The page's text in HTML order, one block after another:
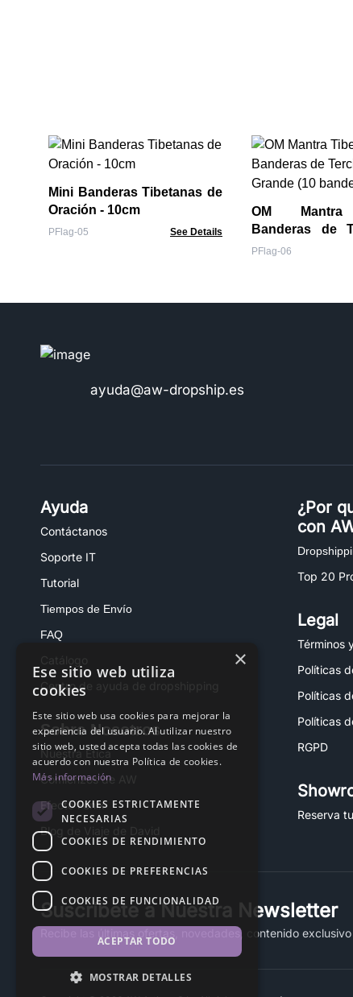
Mini Banderas Tibetanas de
Oración - 10cm
PFlag-05 See Details
OM Mantra
Banderas de
Grande (10
PFlag-06
ayuda@aw-dropship.es
Ayuda
Contáctanos
Soporte IT
Tutorial
Tiempos de Envío
FAQ
Centro de ayuda de dropshipping
Sobre Nosotros
Nuestra Ética
Comienzos de AW
Efecto Fénix
Blog de Viaje de David
¿Por
con
Top 20
Legal
Términos
Políticas
Políticas
Políticas
RGPD
Reserva
Suscríbete a Nuestra Newsletter
Recibe las últimas ofertas, novedades, contenido
×
Ese sitio web utiliza
cookies
Este sitio web usa cookies para mejorar la
experiencia del usuario. Al utilizar nuestro
sitio web, usted acepta todas las cookies de
acuerdo con nuestra Política de cookies.
Más información
COOKIES ESTRICTAMENTE
NECESARIAS
COOKIES DE RENDIMIENTO
COOKIES DE PREFERENCIAS
COOKIES DE FUNCIONALIDAD
ACEPTAR TODO
MOSTRAR DETALLES